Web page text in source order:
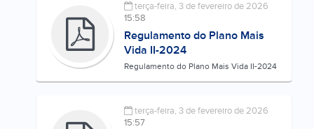
terça-feira, 3 de fevereiro de 2026
15:58
Regulamento do Plano Mais
Vida II-2024
Regulamento do Plano Mais Vida II-2024
terça-feira, 3 de fevereiro de 2026
15:57